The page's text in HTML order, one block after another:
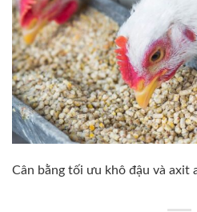
Cân bằng tối ưu khô đậu và axit